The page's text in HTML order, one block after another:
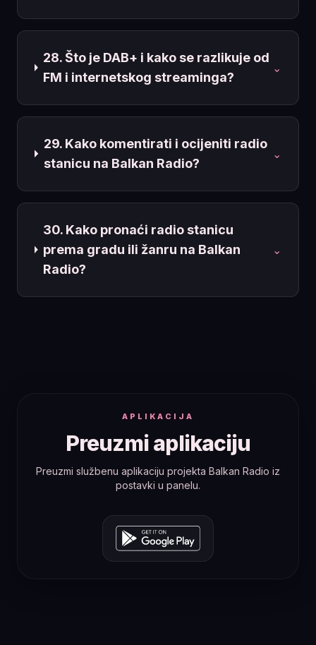
28. Što je DAB+ i kako se razlikuje od
FM i internetskog streaminga?
⌄
29. Kako komentirati i ocijeniti radio
stanicu na Balkan Radio?
⌄
30. Kako pronaći radio stanicu
prema gradu ili žanru na Balkan
Radio?
⌄
APLIKACIJA
Preuzmi aplikaciju
Preuzmi službenu aplikaciju projekta Balkan Radio iz
postavki u panelu.